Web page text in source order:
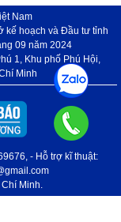
Nam
kế hoạch và Đầu tư tỉnh
09 năm 2024
1, Khu phố Phú Hội,
Minh
- Hỗ trợ kĩ thuật:
Minh.